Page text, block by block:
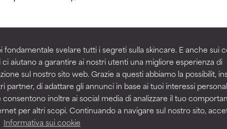
fondamentale svelare tutti i segreti sulla skincare. E anche sui
ci aiutano a garantire ai nostri utenti una migliore esperienza di
sul nostro sito web. Grazie a questi abbiamo la possibilit,
partner, di adattare gli annunci in base ai tuoi interessi
consentono inoltre ai social media di analizzare il tuo
per altri scopi. Continuando a navigare sul nostro sito,
Informativa sui cookie
BACK TO SEARCH
to assess ingredients in this dictionary. Regulations
irritante, ma può presentare problemi per come appare
problemi di altro tipo che ne limitano l'utilità.
Il rischio aumenta se combinato con altri ingredienti
irritante, ma può presentare problemi per come appare
problemi di altro tipo che ne limitano l'utilità.
Il rischio aumenta se combinato con altri ingredienti